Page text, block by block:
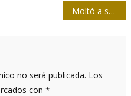
Moltó a su paso lo besaba todo
no será publicada. Los
con *